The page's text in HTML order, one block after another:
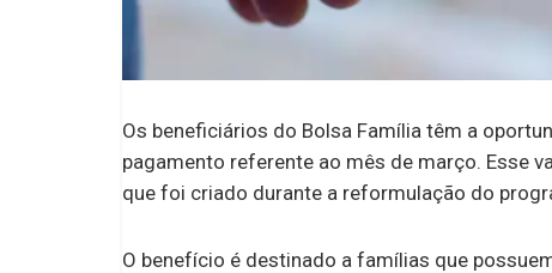
Os beneficiários do Bolsa Família têm a
pagamento referente ao mês de março. Esse
que foi criado durante a reformulação do
O benefício é destinado a famílias que